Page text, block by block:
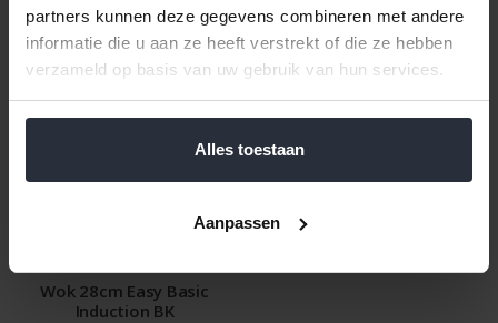
partners kunnen deze gegevens combineren met andere
informatie die u aan ze heeft verstrekt of die ze hebben
verzameld op basis van uw gebruik van hun services.
Alles toestaan
Aanpassen
Wok 28cm Easy Basic
Induction BK